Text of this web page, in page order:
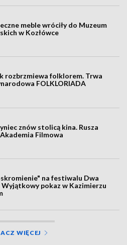
meble wróciły do Muzeum
w Kozłówce
rozbrzmiewa folklorem. Trwa
FOLKLORIADA
znów stolicą kina. Rusza
Filmowa
na festiwalu Dwa
Wyjątkowy pokaz w Kazimierzu
WIĘCEJ